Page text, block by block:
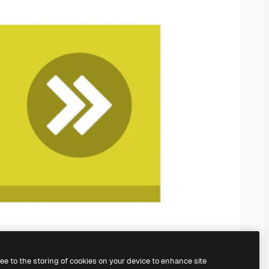
to the storing of cookies on your device to enhance site